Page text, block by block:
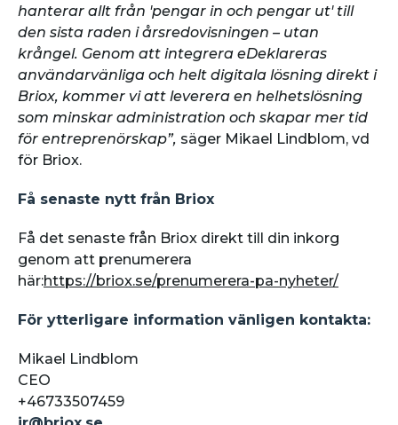
hanterar allt från 'pengar in och pengar ut' till
den sista raden i årsredovisningen – utan
krångel. Genom att integrera eDeklareras
användarvänliga och helt digitala lösning direkt i
Briox, kommer vi att leverera en helhetslösning
som minskar administration och skapar mer tid
för entreprenörskap”, säger Mikael Lindblom, vd
för Briox.
Få senaste nytt från Briox
Få det senaste från Briox direkt till din inkorg
genom att prenumerera
här:https://briox.se/prenumerera-pa-nyheter/
För ytterligare information vänligen kontakta:
Mikael Lindblom
CEO
+46733507459